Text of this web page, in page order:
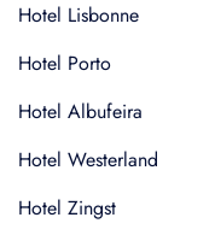
Hotel Lisbonne
Hotel Porto
Hotel Albufeira
Hotel Westerland
Hotel Zingst